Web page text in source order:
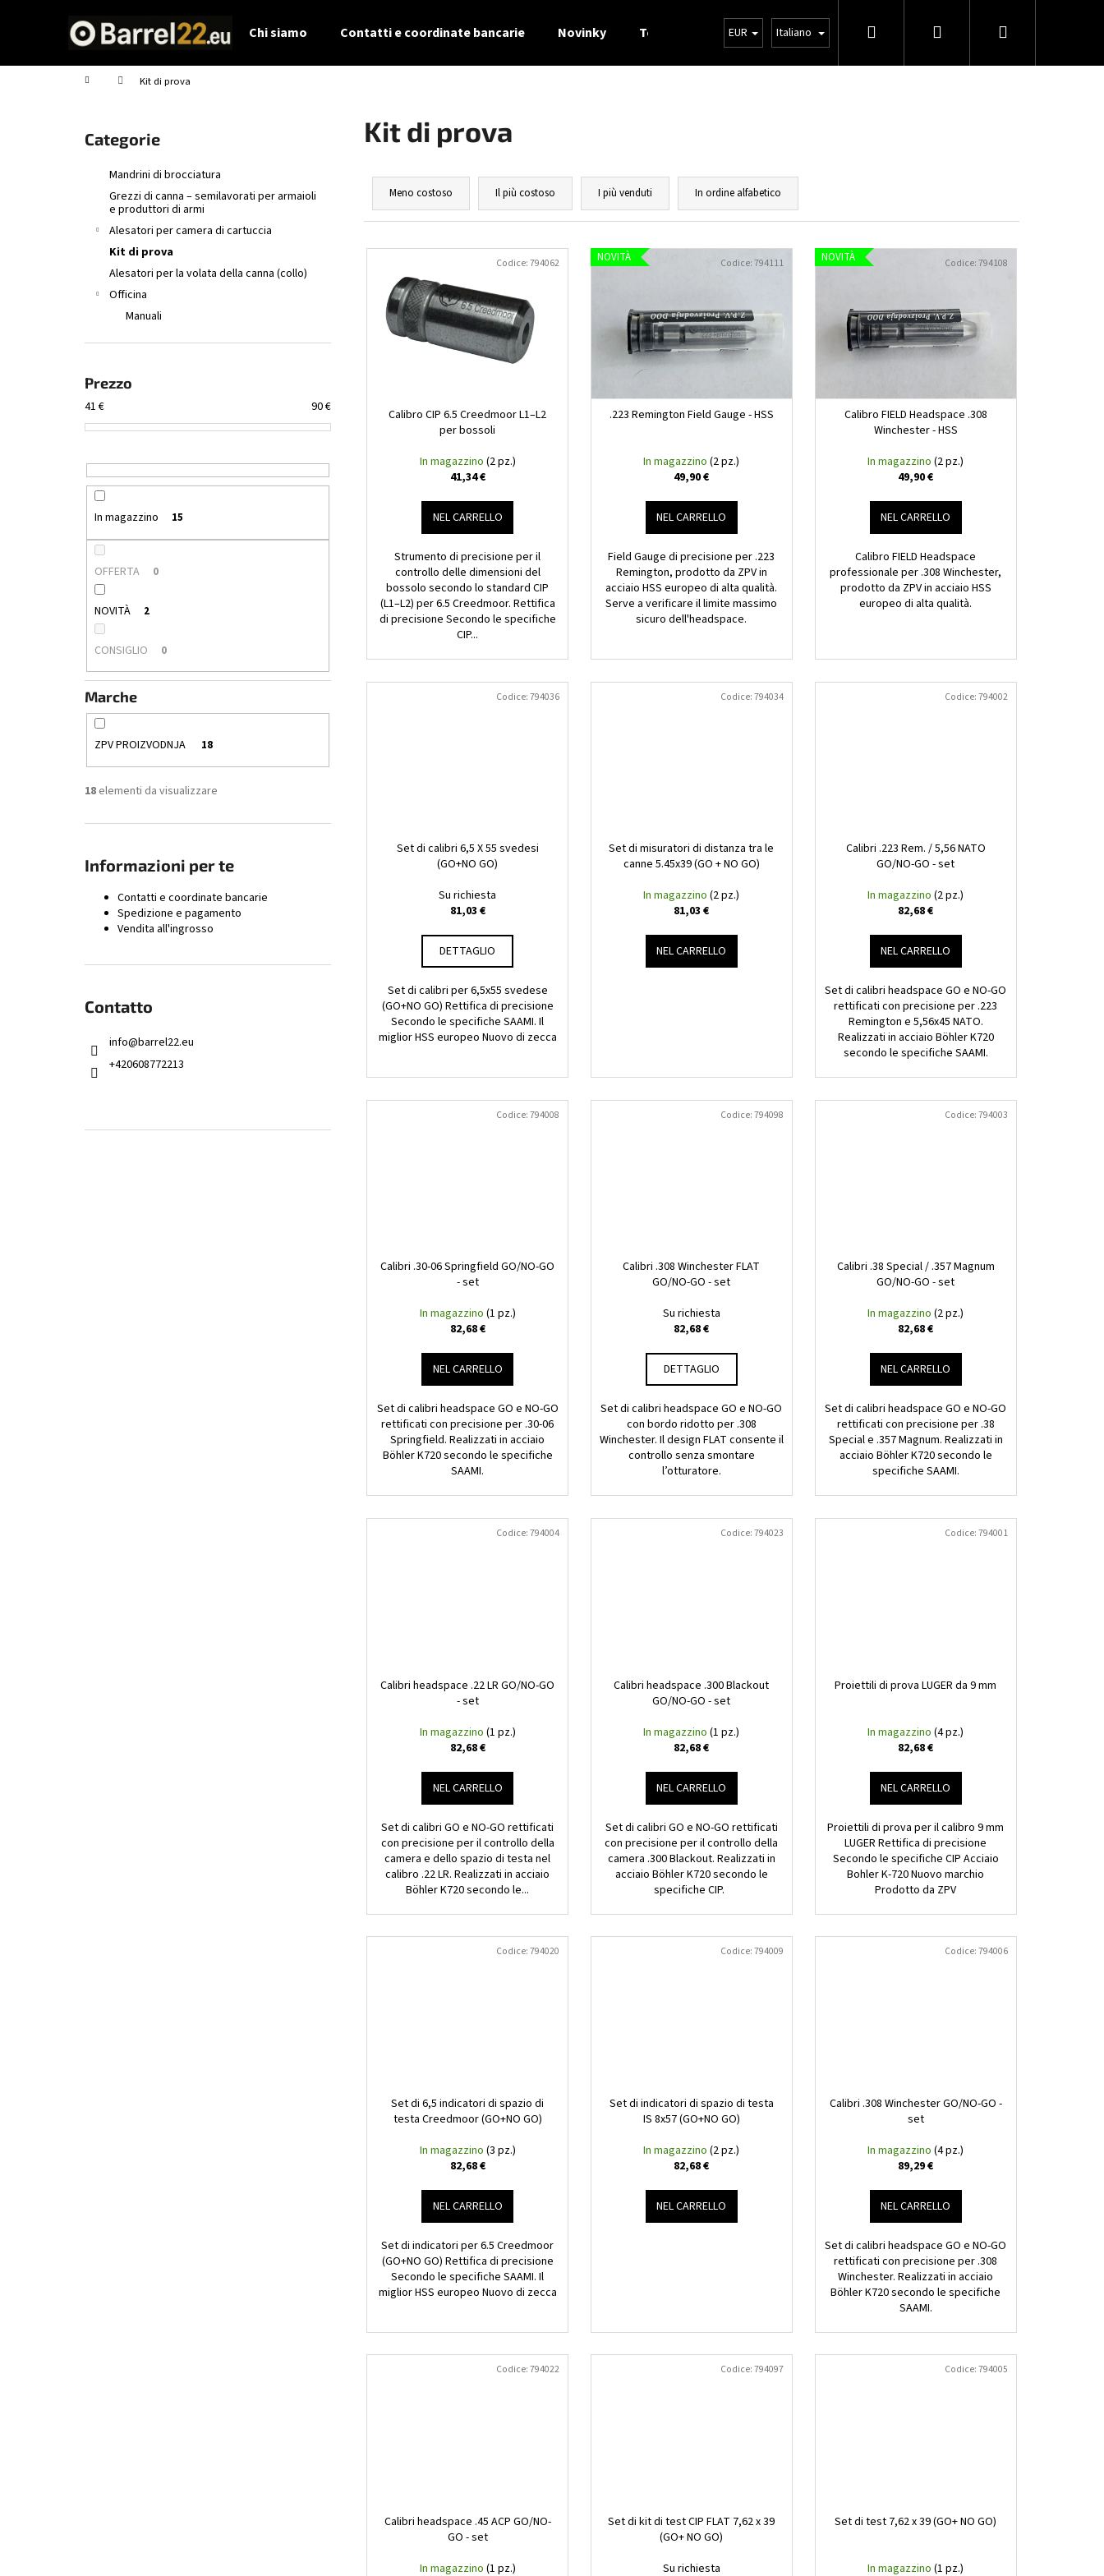
Chi siamo Contatti e coordinate bancarie Novinky Termini e Condizioni Generali Vendita all'ingrosso
EUR Italiano Ricerca Accesso Carrello
Casa Kit di prova
Saltare
categorie
Categorie
Mandrini di brocciatura
Grezzi di canna – semilavorati per armaioli
e produttori di armi
Alesatori per camera di cartuccia
Kit di prova
Alesatori per la volata della canna (collo)
Officina
Manuali
Prezzo
41 € 90€
In magazzino 15
OFFERTA 0
NOVITÀ 2
CONSIGLIO 0
Marche
ZPV PROIZVODNJA 18
18 elementi da visualizzare
Informazioni per te
Contatti e coordinate bancarie
Spedizione e pagamento
Vendita all'ingrosso
Contatto
info@barrel22.eu
+420608772213
Kit di prova
O
d
Meno costoso Il più costoso I più venduti In ordine alfabetico
E
Calibro CIP 6.5 Creedmoor L1–L2
per bossoli
In magazzino (2 pz.)
41,34 €
NEL CARRELLO
Strumento di precisione per il
controllo delle dimensioni del
bossolo secondo lo standard CIP
(L1–L2) per 6.5 Creedmoor. Rettifica
di precisione Secondo le specifiche
CIP...
Codice:794062 NOVITÀ
.223 Remington Field Gauge - HSS
In magazzino(2 pz.)
49,90 €
NEL CARRELLO
Field Gauge di precisione per .223
Remington, prodotto da ZPV in
acciaio HSS europeo di alta qualità.
Serve a verificare il limite massimo
sicuro dell'headspace.
Codice:794111 NOVITÀ
Calibro FIELD Headspace .308
Winchester - HSS
In magazzino(2 pz.)
49,90 €
NEL CARRELLO
Calibro FIELD Headspace
professionale per .308 Winchester,
prodotto da ZPV in acciaio HSS
europeo di alta qualità.
Codice:794108
Set di calibri 6,5 X 55 svedesi
(GO+NO GO)
Su richiesta
81,03 €
DETTAGLIO
Set di calibri per 6,5x55 svedese
(GO+NO GO) Rettifica di precisione
Secondo le specifiche SAAMI. Il
miglior HSS europeo Nuovo di zecca
Codice:794036
Set di misuratori di distanza tra le
canne 5.45x39 (GO + NO GO)
In magazzino(2 pz.)
81,03 €
NEL CARRELLO
Codice:794034
Calibri .223 Rem. / 5,56 NATO
GO/NO-GO - set
In magazzino(2 pz.)
82,68 €
NEL CARRELLO
Set di calibri headspace GO e NO-GO
rettificati con precisione per .223
Remington e 5,56x45 NATO.
Realizzati in acciaio Böhler K720
secondo le specifiche SAAMI.
Codice:794002
Calibri .30-06 Springfield GO/NO-GO
- set
In magazzino (1 pz.)
82,68 €
NEL CARRELLO
Set di calibri headspace GO e NO-GO
rettificati con precisione per .30-06
Springfield. Realizzati in acciaio
Böhler K720 secondo le specifiche
SAAMI.
Codice:794008
Calibri .308 Winchester FLAT
GO/NO-GO - set
Su richiesta
82,68 €
DETTAGLIO
Set di calibri headspace GO e NO-GO
con bordo ridotto per .308
Winchester. Il design FLAT consente il
controllo senza smontare
l’otturatore.
Codice:794098
Calibri .38 Special / .357 Magnum
GO/NO-GO - set
In magazzino(2 pz.)
82,68 €
NEL CARRELLO
Set di calibri headspace GO e NO-GO
rettificati con precisione per .38
Special e .357 Magnum. Realizzati in
acciaio Böhler K720 secondo le
specifiche SAAMI.
Codice:794003
Calibri headspace .22 LR GO/NO-GO
- set
In magazzino (1 pz.)
82,68 €
NEL CARRELLO
Set di calibri GO e NO-GO rettificati
con precisione per il controllo della
camera e dello spazio di testa nel
calibro .22 LR. Realizzati in acciaio
Böhler K720 secondo le...
Codice:794004
Calibri headspace .300 Blackout
GO/NO-GO - set
In magazzino(1 pz.)
82,68 €
NEL CARRELLO
Set di calibri GO e NO-GO rettificati
con precisione per il controllo della
camera .300 Blackout. Realizzati in
acciaio Böhler K720 secondo le
specifiche CIP.
Codice:794023
Proiettili di prova LUGER da 9 mm
In magazzino(4 pz.)
82,68 €
NEL CARRELLO
Proiettili di prova per il calibro 9 mm
LUGER Rettifica di precisione
Secondo le specifiche CIP Acciaio
Bohler K-720 Nuovo marchio
Prodotto da ZPV
Codice:794001
Set di 6,5 indicatori di spazio di
testa Creedmoor (GO+NO GO)
In magazzino (3 pz.)
82,68 €
NEL CARRELLO
Set di indicatori per 6.5 Creedmoor
(GO+NO GO) Rettifica di precisione
Secondo le specifiche SAAMI. Il
miglior HSS europeo Nuovo di zecca
Codice:794020
Set di indicatori di spazio di testa
IS 8x57 (GO+NO GO)
In magazzino(2 pz.)
82,68 €
NEL CARRELLO
Codice:794009
Calibri .308 Winchester GO/NO-GO -
set
In magazzino(4 pz.)
89,29 €
NEL CARRELLO
Set di calibri headspace GO e NO-GO
rettificati con precisione per .308
Winchester. Realizzati in acciaio
Böhler K720 secondo le specifiche
SAAMI.
Codice:794006
Calibri headspace .45 ACP GO/NO-
GO - set
In magazzino (1 pz.)
Codice:794022
Set di kit di test CIP FLAT 7,62 x 39
(GO+ NO GO)
Su richiesta
Codice:794097
Set di test 7,62 x 39 (GO+ NO GO)
In magazzino(1 pz.)
Codice:794005
r
Indietro
shopping
Indietro
shopping
Si consiglia di
Avanti
168,66 €
121 €
CARTUCCIA LASER PER ALLINEAMENTO
ROSSO
18,99 €